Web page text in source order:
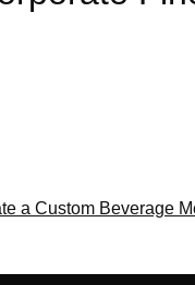
a Custom Beverage